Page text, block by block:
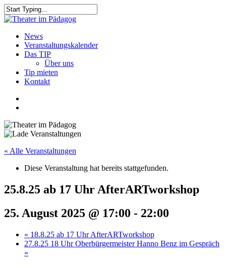
Skip
to
content
Close
search
Menu
News
Veranstaltungskalender
Das TIP
Über uns
Tip mieten
Kontakt
« Alle Veranstaltungen
Diese Veranstaltung hat bereits stattgefunden.
25.8.25 ab 17 Uhr AfterARTworkshop
25. August 2025 @ 17:00 - 22:00
« 18.8.25 ab 17 Uhr AfterARTworkshop
27.8.25 18 Uhr Oberbürgermeister Hanno Benz im Gespräch
»